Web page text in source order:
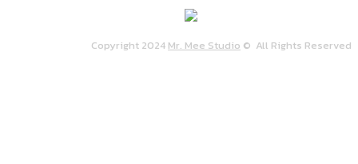
Copyright 2024 Mr. Mee Studio © All Rights